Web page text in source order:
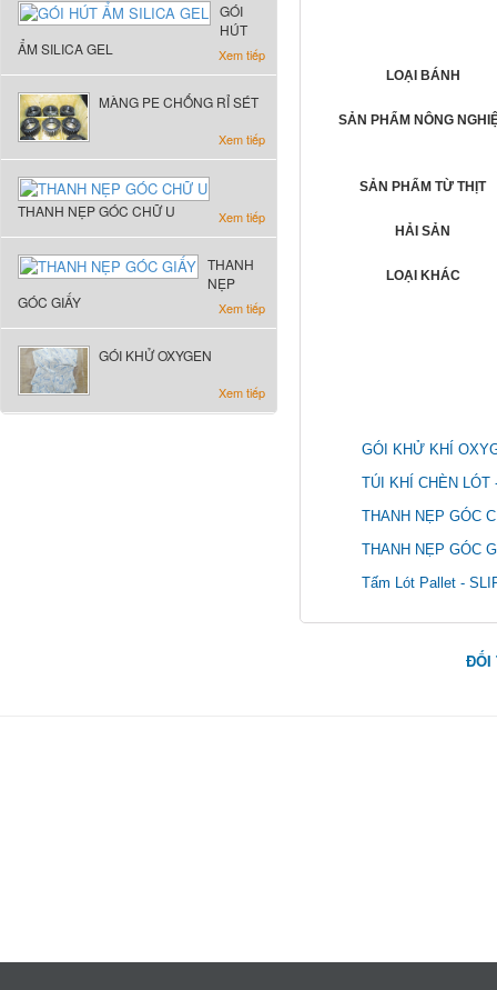
GÓI
HÚT
ẨM SILICA GEL
Xem tiếp
MÀNG PE CHỐNG RỈ SÉT
Xem tiếp
THANH NẸP GÓC CHỮ U Xem tiếp
THANH
NẸP
GÓC GIẤY
Xem tiếp
GÓI KHỬ OXYGEN
Xem tiếp
LOẠI BÁNH
SẢN PHẨM NÔNG
SẢN PHẨM TỪ THỊT
HẢI SẢN
LOẠI KHÁC
GÓI KHỬ KHÍ
TÚI KHÍ CHÈN LÓT
THANH NẸP GÓC
THANH NẸP GÓC
Tấm Lót Pallet -
ĐỐI